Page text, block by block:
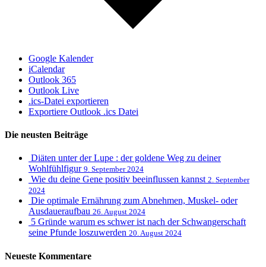
Google Kalender
iCalendar
Outlook 365
Outlook Live
.ics-Datei exportieren
Exportiere Outlook .ics Datei
Die neusten Beiträge
Diäten unter der Lupe : der goldene Weg zu deiner
Wohlfühlfigur 9. September 2024
Wie du deine Gene positiv beeinflussen kannst 2. September
2024
Die optimale Ernährung zum Abnehmen, Muskel- oder
Ausdaueraufbau 26. August 2024
5 Gründe warum es schwer ist nach der Schwangerschaft
seine Pfunde loszuwerden 20. August 2024
Neueste Kommentare